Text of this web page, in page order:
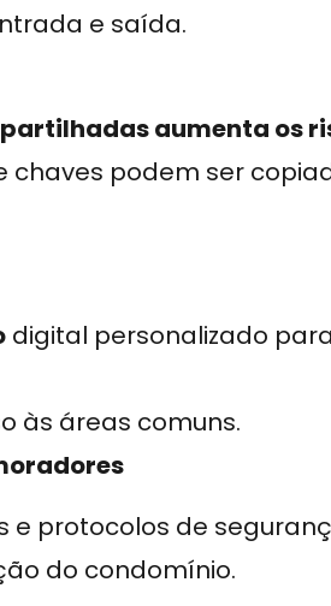
e saída.
aumenta os
chaves podem ser
digital personalizado
às áreas comuns.
e protocolos de
do condomínio.